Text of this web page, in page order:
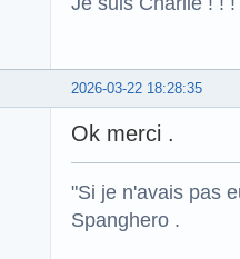
2026-03-22 18:28:35
Ok merci .
"Si je n'avais pas
Spanghero .